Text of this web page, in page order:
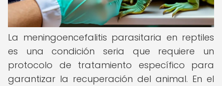
La meningoencefalitis parasitaria en reptiles
es una condición seria que requiere un
protocolo de tratamiento específico para
garantizar la recuperación del animal. En el